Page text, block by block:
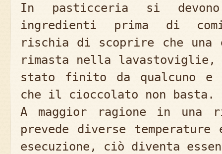
In pasticceria si
ingredienti prima di
rischia di scoprire che
rimasta nella lavastoviglie,
stato finito da qualcuno e
che il cioccolato non basta.
A maggior ragione in una
prevede diverse
esecuzione, ciò diventa